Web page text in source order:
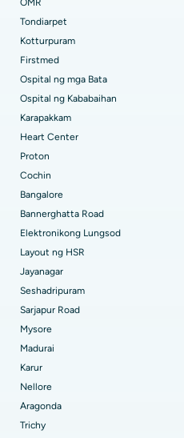
Doktor
Siruhano
sa Thousand Lights, Chennai
Hills, Hyderabad
Chennai
Chennai
Road, Karur
Chennai
Vizag
Road, Lucknow
26, Noida
Ahmedabad
Andhra Pradesh
Road, Bangalore
15, Bhubaneswar
Road, Bilaspur
Valve
OMR
Tondiarpet
Kotturpuram
Firstmed
Ospital ng mga Bata
Ospital ng Kababaihan
Karapakkam
Heart Center
Proton
Cochin
Bangalore
Bannerghatta Road
Elektronikong Lungsod
Layout ng HSR
Jayanagar
Seshadripuram
Sarjapur Road
Mysore
Madurai
Karur
Nellore
Aragonda
Trichy